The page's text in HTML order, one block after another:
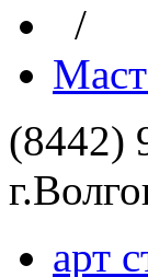
/
(8442)
арт